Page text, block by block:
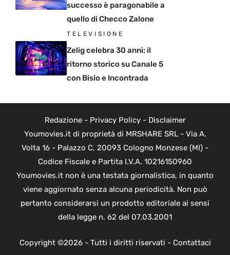
successo è paragonabile a
quello di Checco Zalone
TELEVISIONE
Zelig celebra 30 anni: il
ritorno storico su Canale 5
con Bisio e Incontrada
Redazione- Privacy Policy- Disclaimer
Youmovies.it di proprietà di MRSHARE SRL - Via A.
Volta 16 - Palazzo C, 20093 Cologno Monzese (MI) -
Codice Fiscale e Partita I.V.A. 10216150960
Youmovies.it non è una testata giornalistica, in quanto
viene aggiornato senza alcuna periodicità. Non può
pertanto considerarsi un prodotto editoriale ai sensi
della legge n. 62 del 07.03.2001
Copyright ©2026 - Tutti i diritti riservati - Contattaci